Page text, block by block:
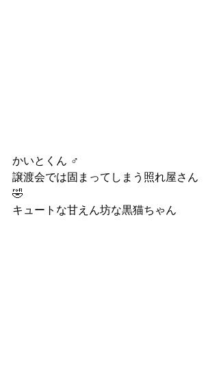
かいとくん ♂
譲渡会では固まってしまう照れ屋さん
🤣
キュートな甘えん坊な黒猫ちゃん